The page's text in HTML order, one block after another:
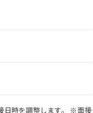
日時を調整します。 ※面接